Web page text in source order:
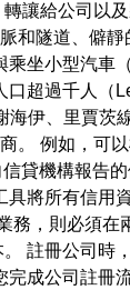
讓給公司以
和隧道、僻
坐小型汽車
超過千人（
伊、里賈茨
。 例如，可
貸機構報告
將所有信用
，則必須在
註冊公司時
成公司註冊